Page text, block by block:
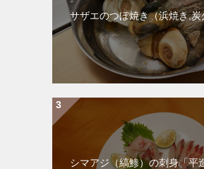
サザエのつぼ焼き（浜焼き,炭
シマアジ（縞鯵）の刺身「平